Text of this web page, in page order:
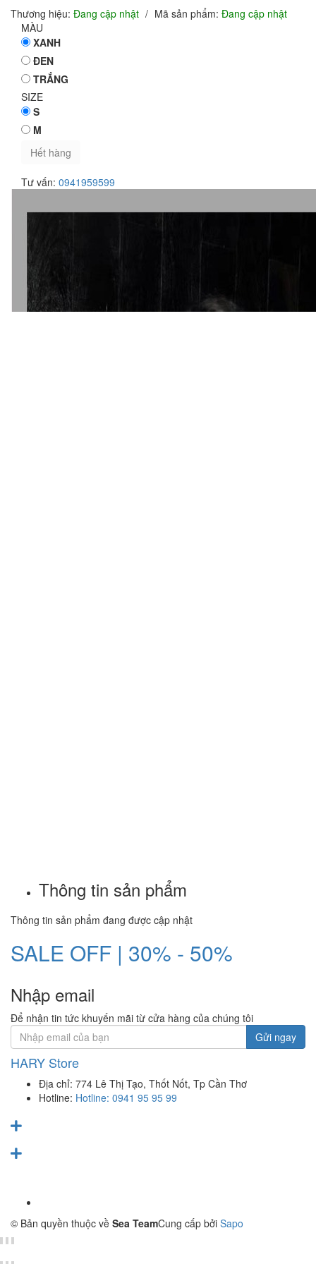
Thương hiệu: Đang cập nhật / Mã sản phẩm: Đang cập nhật
MÀU
XANH
ĐEN
TRẮNG
SIZE
S
M
Hết hàng
Tư vấn: 0941959599
Thông tin sản phẩm
Thông tin sản phẩm đang được cập nhật
SALE OFF | 30% - 50%
Nhập email
Để nhận tin tức khuyến mãi từ cửa hàng của chúng tôi
Gửi ngay
HARY Store
Địa chỉ: 774 Lê Thị Tạo, Thốt Nốt, Tp Cần Thơ
Hotline: Hotline: 0941 95 95 99
© Bản quyền thuộc về Sea TeamCung cấp bởi Sapo